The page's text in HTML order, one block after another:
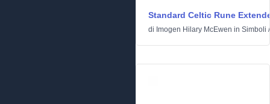
Standard Celtic Rune
di Imogen Hilary McEwen in Simboli